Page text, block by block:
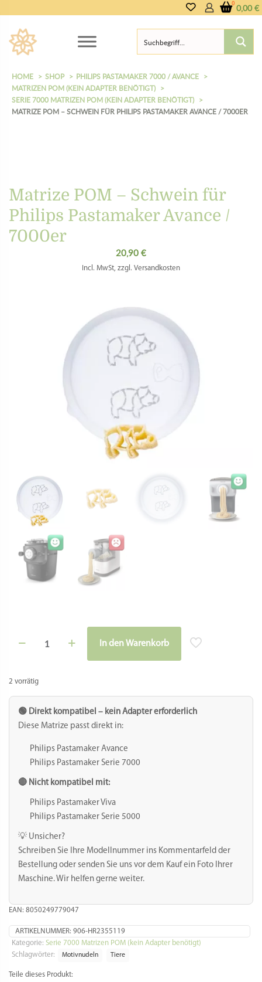
0,00€
HOME SHOP
PHILIPS PASTAMAKER 7000 / AVANCE
MATRIZEN POM (KEIN ADAPTER BENÖTIGT)
SERIE 7000 MATRIZEN POM (KEIN ADAPTER BENÖTIGT)
MATRIZE POM – SCHWEIN FÜR PHILIPS PASTAMAKER AVANCE / 7000ER
Matrize POM – Schwein für
Philips Pastamaker Avance /
7000er
20,90 €
Incl. MwSt, zzgl. Versandkosten
2 vorrätig
POM
für
Pastamaker
Avance
In den Warenkorb
🟢 Direkt kompatibel – kein Adapter erforderlich
Diese Matrize passt direkt in:
Philips Pastamaker Avance
Philips Pastamaker Serie 7000
🔴 Nicht kompatibel mit:
Philips Pastamaker Viva
Philips Pastamaker Serie 5000
💡 Unsicher?
Schreiben Sie Ihre Modellnummer ins Kommentarfeld der
Bestellung oder senden Sie uns vor dem Kauf ein Foto Ihrer
Maschine. Wir helfen gerne weiter.
EAN: 8050249779047
ARTIKELNUMMER: 906-HR2355119
Kategorie: Serie 7000 Matrizen POM (kein Adapter benötigt)
Schlagwörter:
Motivnudeln Tiere
Teile dieses Produkt: